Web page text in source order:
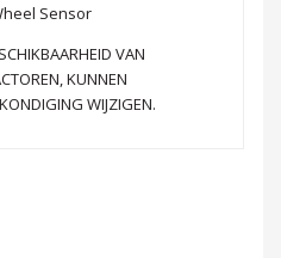
Sensor
VAN
KUNNEN
WIJZIGEN.